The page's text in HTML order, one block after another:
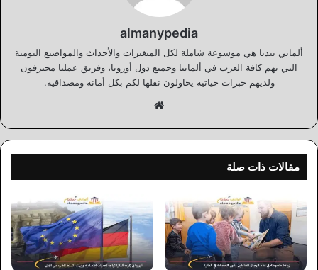
almanypedia
ألماني بيديا هي موسوعة شاملة لكل المتغيرات والأحداث والمواضيع اليومية
التي تهم كافة العرب في ألمانيا وجميع دول أوروبا، وفريق عملنا محترفون
ولديهم خبرات حياتية يحاولون نقلها لكم بكل أمانة ومصداقية.
مقالات ذات صلة